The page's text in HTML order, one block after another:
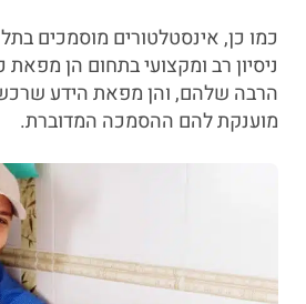
כמו כן, אינסטלטורים מוסמכים
ניסיון רב ומקצועי בתחום הן
הרבה שלהם, והן מפאת הידע
מוענקת להם ההסמכה המדוברת.